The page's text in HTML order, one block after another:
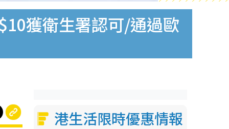
獲衛生署認可/通過歐
港生活限時優惠情報